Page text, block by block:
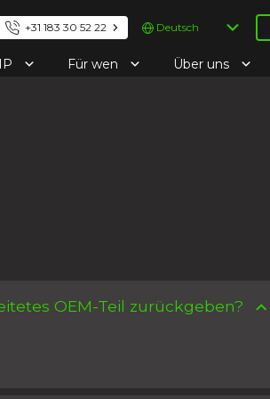
+31 183 30 52 22
Sprache
auswählen
Für wen Über uns
OEM-Teil zurückgeben?